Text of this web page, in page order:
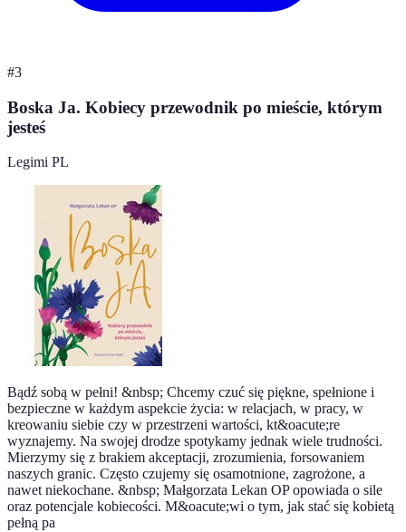
#3
Boska Ja. Kobiecy przewodnik po mieście, którym
jesteś
Legimi PL
Bądź sobą w pełni! &nbsp; Chcemy czuć się piękne, spełnione i
bezpieczne w każdym aspekcie życia: w relacjach, w pracy, w
kreowaniu siebie czy w przestrzeni wartości, kt&oacute;re
wyznajemy. Na swojej drodze spotykamy jednak wiele trudności.
Mierzymy się z brakiem akceptacji, zrozumienia, forsowaniem
naszych granic. Często czujemy się osamotnione, zagrożone, a
nawet niekochane. &nbsp; Małgorzata Lekan OP opowiada o sile
oraz potencjale kobiecości. M&oacute;wi o tym, jak stać się kobietą
pełną pa